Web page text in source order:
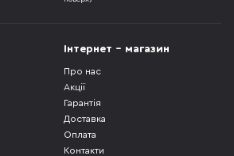
Інтернет - магазин
Про нас
Акції
Гарантія
Доставка
Оплата
Контакти